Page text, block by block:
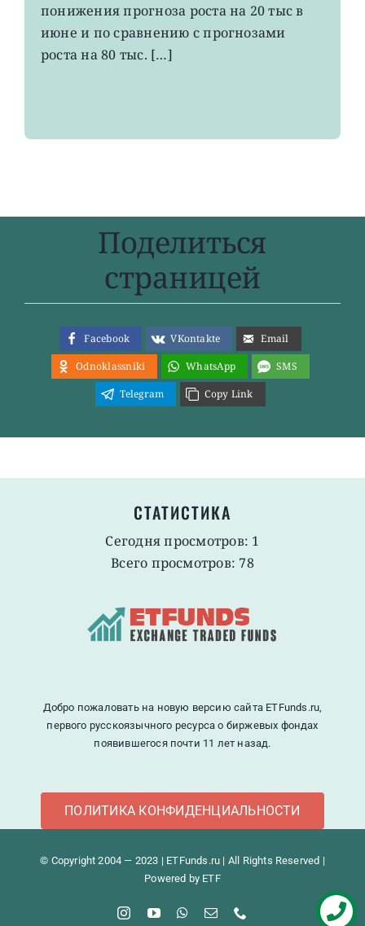
США
неожиданно
понижения прогноза роста на 20 тыс в
июне и по сравнению с прогнозами
роста на 80 тыс. […]
Поделиться
страницей
Facebook VKontakte
Email
Odnoklassniki
WhatsApp
SMS
Telegram
Copy Link
СТАТИСТИКА
Сегодня просмотров: 1
Всего просмотров: 78
Добро пожаловать на новую версию сайта ETFunds.ru,
первого русскоязычного ресурса о биржевых фондах
появившегося почти 11 лет назад.
ПОЛИТИКА КОНФИДЕНЦИАЛЬНОСТИ
© Copyright 2004 — 2023 | ETFunds.ru | All Rights Reserved |
Powered by ETF